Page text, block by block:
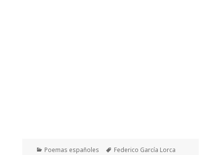
Categorías
Poemas españoles Etiquetas
Federico García Lorca